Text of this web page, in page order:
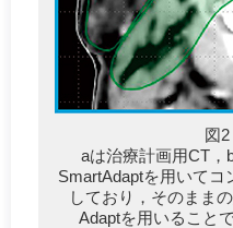
図
aは治療計画用CT，
SmartAdaptを用いて
しており，そのまま
Adaptを用いること